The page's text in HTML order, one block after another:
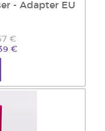
- Adapter EU
€
€